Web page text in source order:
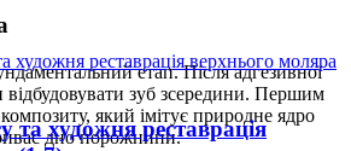
етап. Після адгезивної
зуб зсередини. Першим
який імітує природне ядро
дно порожнини.
та художня реставрація